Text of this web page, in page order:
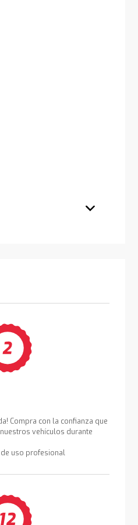
Compra con la confianza que
vehículos durante
uso profesional